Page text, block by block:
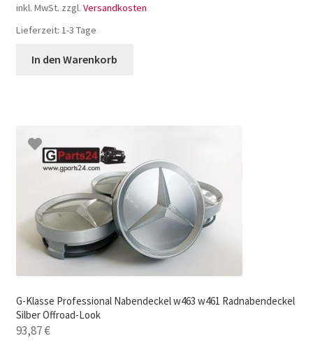
inkl. MwSt. zzgl. Versandkosten
Lieferzeit: 1-3 Tage
In den Warenkorb
G-Klasse Professional Nabendeckel w463 w461 Radnabendeckel
Silber Offroad-Look
93,87€